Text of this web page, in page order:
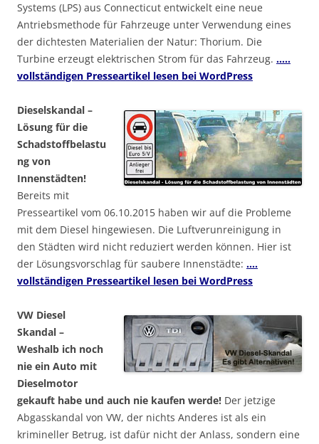
Systems (LPS) aus Connecticut entwickelt eine neue
Antriebsmethode für Fahrzeuge unter Verwendung eines
der dichtesten Materialien der Natur: Thorium. Die
Turbine erzeugt elektrischen Strom für das Fahrzeug. …..
vollständigen Presseartikel lesen bei WordPress
Dieselskandal –
Lösung für die
Schadstoffbelastu
ng von
Innenstädten!
Bereits mit
Presseartikel vom 06.10.2015 haben wir auf die Probleme
mit dem Diesel hingewiesen. Die Luftverunreinigung in
den Städten wird nicht reduziert werden können. Hier ist
der Lösungsvorschlag für saubere Innenstädte: ….
vollständigen Presseartikel lesen bei WordPress
VW Diesel
Skandal –
Weshalb ich noch
nie ein Auto mit
Dieselmotor
gekauft habe und auch nie kaufen werde! Der jetzige
Abgasskandal von VW, der nichts Anderes ist als ein
krimineller Betrug, ist dafür nicht der Anlass, sondern eine